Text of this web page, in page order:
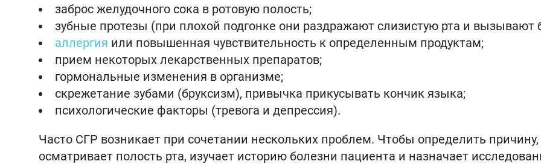
заброс желудочного сока в ротовую полость;
зубные протезы (при плохой подгонке они раздражают слизистую рта и вызывают
аллергия или повышенная чувствительность к определенным продуктам;
прием некоторых лекарственных препаратов;
гормональные изменения в организме;
скрежетание зубами (бруксизм), привычка прикусывать кончик языка;
психологические факторы (тревога и депрессия).
Часто СГР возникает при сочетании нескольких проблем. Чтобы определить причину,
осматривает полость рта, изучает историю болезни пациента и назначает